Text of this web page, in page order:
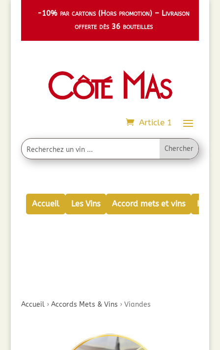
-10% par cartons (Hors promotion) – Livraison
offerte dès 36 bouteilles
Article 1
Accueil Les Vins Accord mets et vins
Accueil› Accords Mets & Vins › Viandes